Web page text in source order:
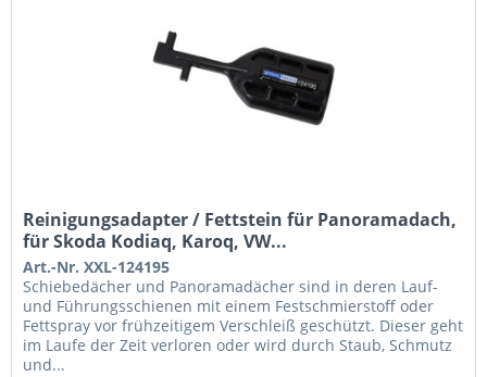
Reinigungsadapter / Fettstein für Panoramadach,
für Skoda Kodiaq, Karoq, VW...
Art.-Nr. XXL-124195
Schiebedächer und Panoramadächer sind in deren Lauf-
und Führungsschienen mit einem Festschmierstoff oder
Fettspray vor frühzeitigem Verschleiß geschützt. Dieser geht
im Laufe der Zeit verloren oder wird durch Staub, Schmutz
und...